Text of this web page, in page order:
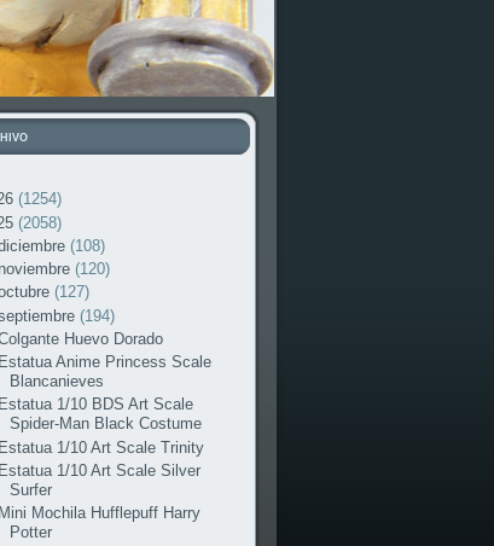
(1254)
(2058)
(108)
noviembre(120)
(127)
(194)
Huevo Dorado
Estatua Anime Princess Scale
Blancanieves
Estatua 1/10 BDS Art Scale
Spider-Man Black Costume
Estatua 1/10 Art Scale Trinity
Estatua 1/10 Art Scale Silver
Surfer
Mini Mochila Hufflepuff Harry
Potter